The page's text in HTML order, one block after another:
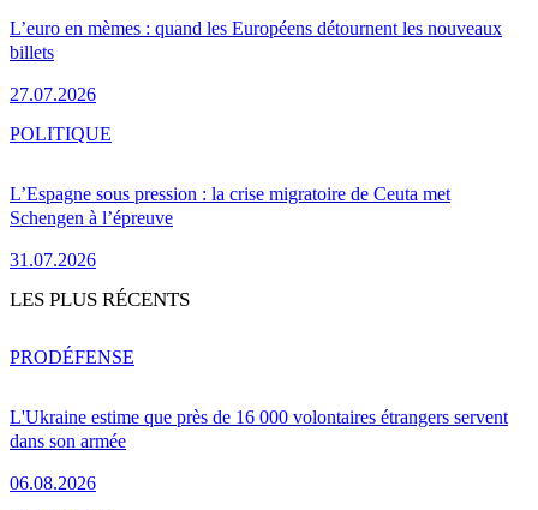
L’euro en mèmes : quand les Européens détournent les nouveaux
billets
27.07.2026
L’Espagne sous pression : la crise migratoire de Ceuta met
Schengen à l’épreuve
31.07.2026
POLITIQUE
LES PLUS RÉCENTS
L'Ukraine estime que près de 16 000 volontaires étrangers servent
dans son armée
06.08.2026
PRODÉFENSE